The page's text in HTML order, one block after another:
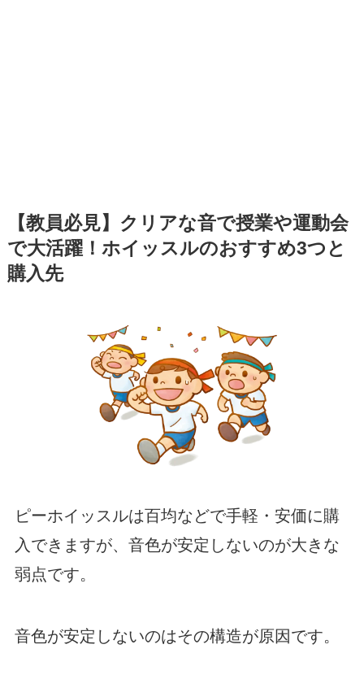
【教員必見】クリアな音で授業や運動会
で大活躍！ホイッスルのおすすめ3つと
購入先
ピーホイッスルは百均などで手軽・安価に購
入できますが、音色が安定しないのが大きな
弱点です。
音色が安定しないのはその構造が原因です。